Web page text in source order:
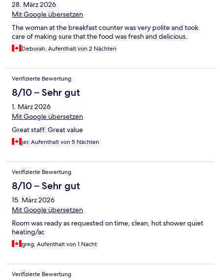
28. März 2026
Mit Google übersetzen
The woman at the breakfast counter was very polite and took
care of making sure that the food was fresh and delicious.
Deborah, Aufenthalt von 2 Nächten
Verifizierte Bewertung
8/10 – Sehr gut
1. März 2026
Mit Google übersetzen
Great staff. Great value
jer, Aufenthalt von 5 Nächten
Verifizierte Bewertung
8/10 – Sehr gut
15. März 2026
Mit Google übersetzen
Room was ready as requested on time, clean, hot shower quiet
heating/ac
greg, Aufenthalt von 1 Nacht
Verifizierte Bewertung